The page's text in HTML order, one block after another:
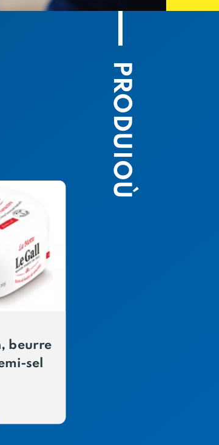
PRODUIOÙ
beurre
sel